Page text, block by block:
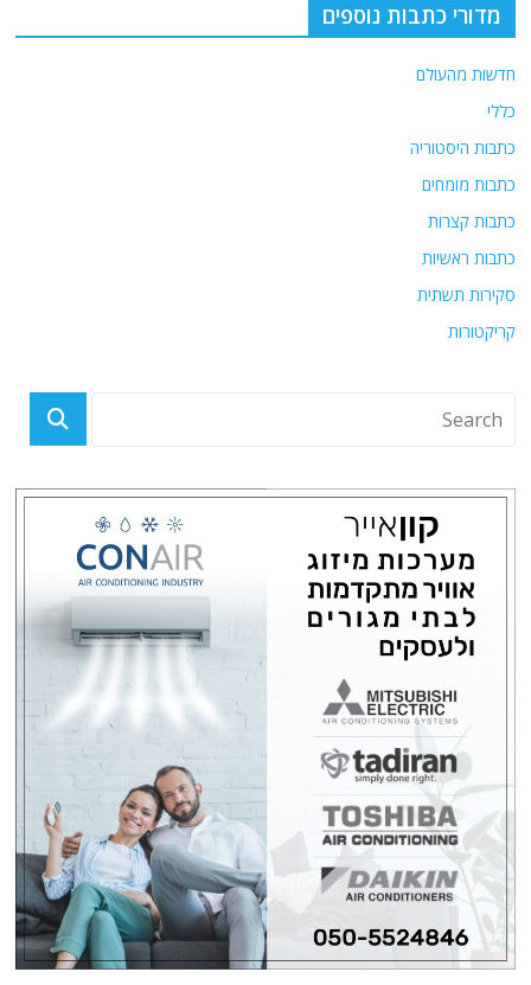
מדורי כתבות נוספים
חדשות מהעולם
כללי
כתבות היסטוריה
כתבות מומחים
כתבות קצרות
כתבות ראשיות
סקירות תשתית
קריקטורות